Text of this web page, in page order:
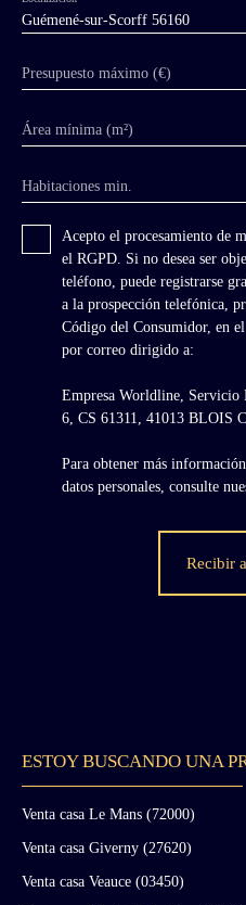
Guémené-sur-Scorff 56160
Presupuesto máximo (€)
Área mínima (m²)
Habitaciones min.
Acepto el procesamiento de
el RGPD. Si no desea ser
teléfono, puede registrarse
a la prospección telefónica,
Código del Consumidor, en
por correo dirigido a:
Empresa Worldline, Servicio
6, CS 61311, 41013 BLOIS
Para obtener más
datos personales, consulte
Recibir
ESTOY BUSCANDO UNA
Venta casa Le Mans (72000)
Venta casa Giverny (27620)
Venta casa Veauce (03450)